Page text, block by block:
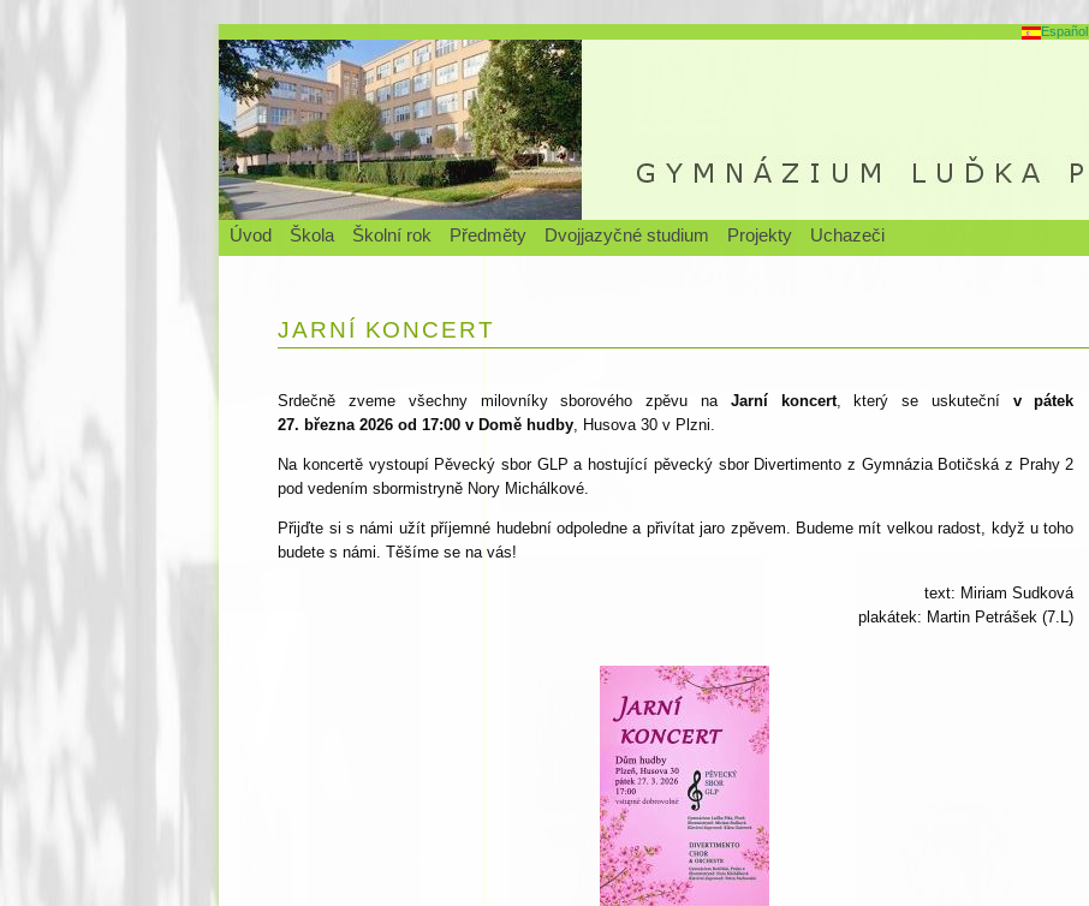
Español
Úvod Škola Školní rok Předměty Dvojjazyčné studium Projekty Uchazeči
JARNÍ KONCERT
Srdečně zveme všechny milovníky sborového zpěvu na Jarní koncert, který se uskuteční v pátek
27. března 2026 od 17:00 v Domě hudby , Husova 30 v Plzni.
Na koncertě vystoupí Pěvecký sbor GLP a hostující pěvecký sbor Divertimento z Gymnázia Botičská z Prahy 2
pod vedením sbormistryně Nory Michálkové.
Přijďte si s námi užít příjemné hudební odpoledne a přivítat jaro zpěvem. Budeme mít velkou radost, když u toho
budete s námi. Těšíme se na vás!
text: Miriam Sudková
plakátek: Martin Petrášek (7.L)